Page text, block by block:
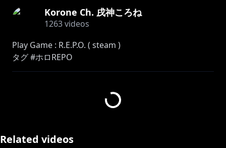
Korone Ch. 戌神ころね
1263videos
Play Game : R.E.P.O. ( steam )
タグ #ホロREPO
@NatsuiroMatsuri
Related videos